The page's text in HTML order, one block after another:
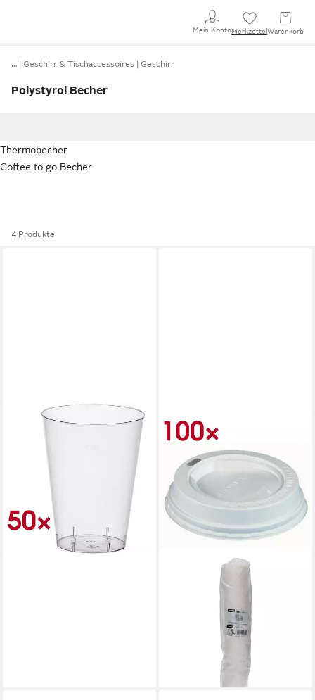
Mein KontoMerkzettel Warenkorb
… Geschirr & Tischaccessoires Geschirr
Polystyrol Becher
Thermobecher
Coffee to go Becher
4 Produkte
PAPSTAR
Becher, 50-tlg., Polystyrol,
200 ml, Trinkbecher glasklar
lieferbar - in 2-3 Werktagen bei dir
Becher To Go, 100-tlg.,
lieferbar - in 2-3 Werktagen bei dir